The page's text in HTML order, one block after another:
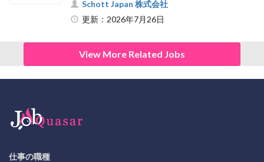
Schott Japan 株式会社
更新：2026年7月26日
View More Related Jobs
仕事の職種